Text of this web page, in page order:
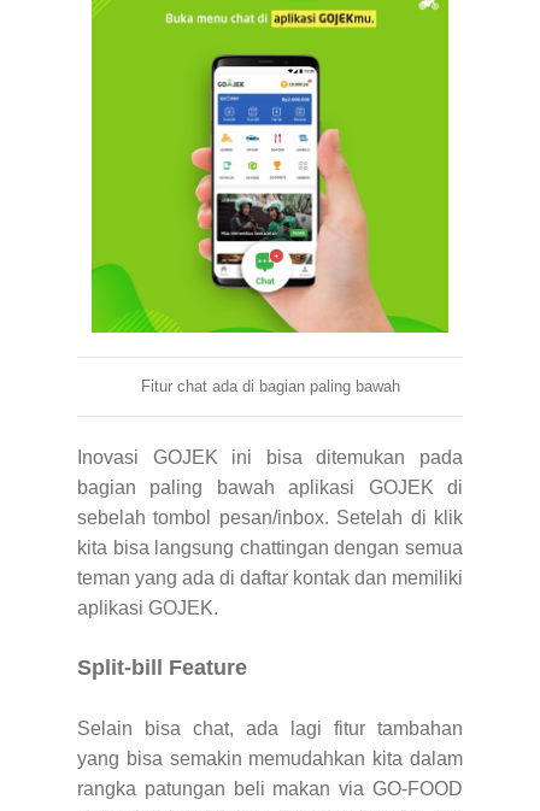
Fitur chat ada di bagian paling bawah
Inovasi GOJEK ini bisa ditemukan pada
bagian paling bawah aplikasi GOJEK di
sebelah tombol pesan/inbox. Setelah di klik
kita bisa langsung chattingan dengan semua
teman yang ada di daftar kontak dan memiliki
aplikasi GOJEK.
Split-bill Feature
Selain bisa chat, ada lagi fitur tambahan
yang bisa semakin memudahkan kita dalam
rangka patungan beli makan via GO-FOOD